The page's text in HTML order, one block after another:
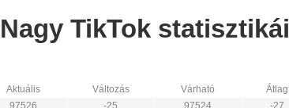
TikTok statisztikái
Aktuális Változás Várható Átlag
97526 -25 97524 -27